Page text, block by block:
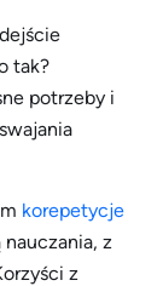
tak?
potrzeby i
korepetycje
z
z